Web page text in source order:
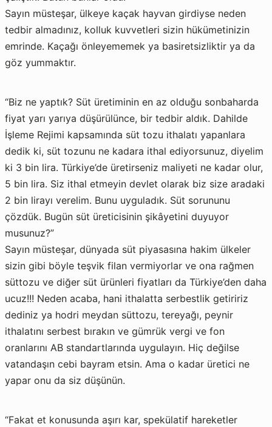
Sayın müsteşar, ülkeye kaçak hayvan girdiyse neden
tedbir almadınız, kolluk kuvvetleri sizin hükümetinizin
emrinde. Kaçağı önleyememek ya basiretsizliktir ya da
göz yummaktır.
“Biz ne yaptık? Süt üretiminin en az olduğu sonbaharda
fiyat yarı yarıya düşürülünce, bir tedbir aldık. Dahilde
İşleme Rejimi kapsamında süt tozu ithalatı yapanlara
dedik ki, süt tozunu ne kadara ithal ediyorsunuz, diyelim
ki 3 bin lira. Türkiye’de üretirseniz maliyeti ne kadar olur,
5 bin lira. Siz ithal etmeyin devlet olarak biz size aradaki
2 bin lirayı verelim. Bunu uyguladık. Süt sorununu
çözdük. Bugün süt üreticisinin şikâyetini duyuyor
musunuz?”
Sayın müsteşar, dünyada süt piyasasına hakim ülkeler
sizin gibi böyle teşvik filan vermiyorlar ve ona rağmen
süttozu ve diğer süt ürünleri fiyatları da Türkiye’den daha
ucuz!!! Neden acaba, hani ithalatta serbestlik getiririz
dediniz ya hodri meydan süttozu, tereyağı, peynir
ithalatını serbest bırakın ve gümrük vergi ve fon
oranlarını AB standartlarında uygulayın. Hiç değilse
vatandaşın cebi bayram etsin. Ama o kadar üretici ne
yapar onu da siz düşünün.
“Fakat et konusunda aşırı kar, spekülatif hareketler